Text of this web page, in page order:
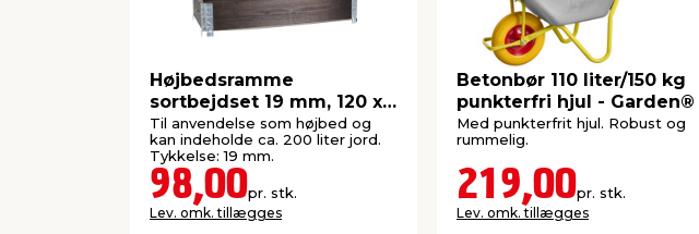
findes i mange varianter og kan bruges til midlertidig farve i
krukker og bede.
Toårige blomster
Toårige blomster bruger to år. Første år udvikles blade og rødder,
mens blomstringen sker året efter. Efter frøsætning dør planten.
De er velegnede til en mere gradvis udvikling i haven.
Flerårige blomster
Flerårige blomster lever i flere år og blomstrer gentagne gange.
De visner ofte ned om vinteren, men skyder igen fra roden næste
Højbedsramme
sortbejdset 19 mm, 120 x
80 x 20 cm
Til anvendelse som højbed og
kan indeholde ca. 200 liter jord.
Tykkelse: 19 mm.
98,00pr. stk.
Lev. omk. tillægges
Betonbør 110 liter/150 kg
punkterfri hjul - Garden®
Med punkterfrit hjul. Robust og
rummelig.
219,00pr. stk.
Lev. omk. tillægges